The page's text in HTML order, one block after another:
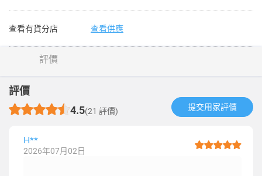
查看有貨分店 查看供應
評價
評價
4.5(21 評價) 提交用家評價​
H**
2026年07月02日